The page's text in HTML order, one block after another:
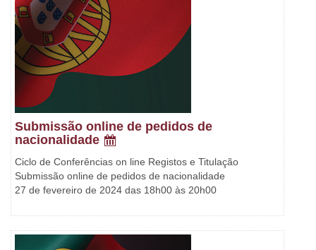
Submissão online de pedidos de
nacionalidade
Ciclo de Conferências on line Registos e Titulação
Submissão online de pedidos de nacionalidade
27 de fevereiro de 2024 das 18h00 às 20h00